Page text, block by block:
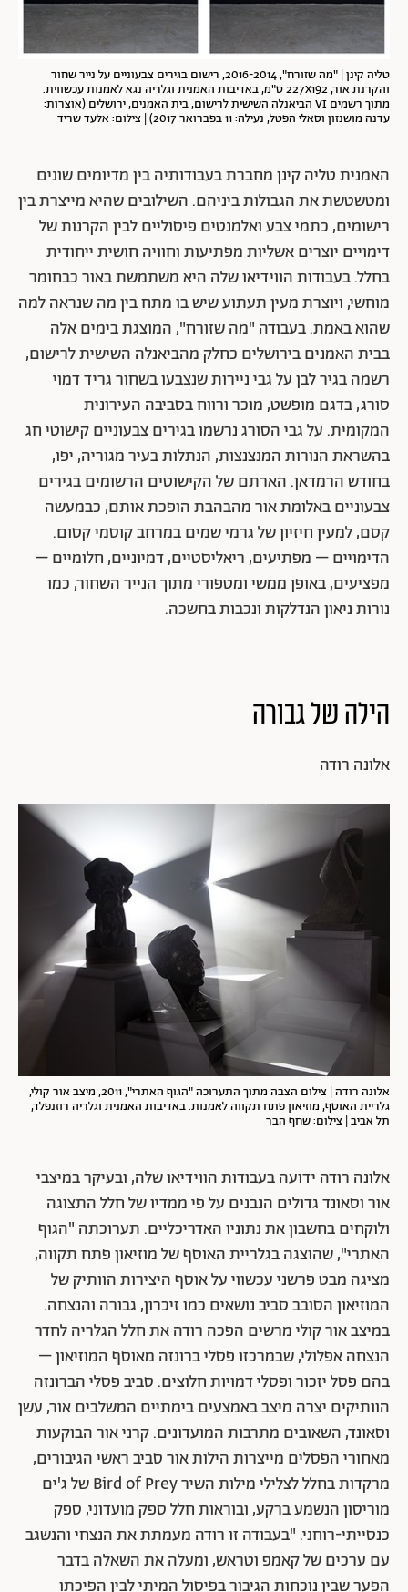
טליה קינן | "מה שזורח", 2016-2014, רישום בגירים צבעוניים על נייר שחור
והקרנת אור, 227X192 ס"מ, באדיבות האמנית וגלריה נגא לאמנות עכשווית.
מתוך רשמים VI הביאנלה השישית לרישום, בית האמנים, ירושלים (אוצרות:
עדנה מושנזון וסאלי הפטל, נעילה: 11 בפברואר 2017) | צילום: אלעד שריד
האמנית טליה קינן מחברת בעבודותיה בין מדיומים שונים
ומטשטשת את הגבולות ביניהם. השילובים שהיא מייצרת בין
רישומים, כתמי צבע ואלמנטים פיסוליים לבין הקרנות של
דימויים יוצרים אשליות מפתיעות וחוויה חושית ייחודית
בחלל. בעבודות הווידיאו שלה היא משתמשת באור כבחומר
מוחשי, ויוצרת מעין תעתוע שיש בו מתח בין מה שנראה למה
שהוא באמת. בעבודה "מה שזורח", המוצגת בימים אלה
בבית האמנים בירושלים כחלק מהביאנלה השישית לרישום,
רשמה בגיר לבן על גבי ניירות שנצבעו בשחור גריד דמוי
סורג, בדגם מופשט, מוכר ורווח בסביבה העירונית
המקומית. על גבי הסורג נרשמו בגירים צבעוניים קישוטי חג
בהשראת הנורות המנצנצות, הנתלות בעיר מגוריה, יפו,
בחודש הרמדאן. הארתם של הקישוטים הרשומים בגירים
צבעוניים באלומת אור מהבהבת הופכת אותם, כבמעשה
קסם, למעין חיזיון של גרמי שמים במרחב קוסמי קסום.
הדימויים – מפתיעים, ריאליסטיים, דמיוניים, חלומיים –
מפציעים, באופן ממשי ומטפורי מתוך הנייר השחור, כמו
נורות ניאון הנדלקות ונכבות בחשכה.
הילה של גבורה
אלונה רודה
אלונה רודה | צילום הצבה מתוך התערוכה "הגוף האתרי", 2011, מיצב אור קולי,
גלריית האוסף, מוזיאון פתח תקווה לאמנות. באדיבות האמנית וגלריה רוזנפלד,
תל אביב | צילום: שחף הבר
אלונה רודה ידועה בעבודות הווידיאו שלה, ובעיקר במיצבי
אור וסאונד גדולים הנבנים על פי ממדיו של חלל התצוגה
ולוקחים בחשבון את נתוניו האדריכליים. תערוכתה "הגוף
האתרי", שהוצגה בגלריית האוסף של מוזיאון פתח תקווה,
מציגה מבט פרשני עכשווי על אוסף היצירות הוותיק של
המוזיאון הסובב סביב נושאים כמו זיכרון, גבורה והנצחה.
במיצב אור קולי מרשים הפכה רודה את חלל הגלריה לחדר
הנצחה אפלולי, שבמרכזו פסלי ברונזה מאוסף המוזיאון –
בהם פסל יזכור ופסלי דמויות חלוצים. סביב פסלי הברונזה
הוותיקים יצרה מיצב באמצעים בימתיים המשלבים אור, עשן
וסאונד, השאובים מתרבות המועדונים. קרני אור הבוקעות
מאחורי הפסלים מייצרות הילות אור סביב ראשי הגיבורים,
מרקדות בחלל לצלילי מילות השיר Bird of Prey של ג'ים
מוריסון הנשמע ברקע, ובוראות חלל ספק מועדוני, ספק
כנסייתי-רוחני. "בעבודה זו רודה מעמתת את הנצחי והנשגב
עם ערכים של קאמפ וטראש, ומעלה את השאלה בדבר
הפער שבין נוכחות הגיבור בפיסול המיתי לבין הפיכתו